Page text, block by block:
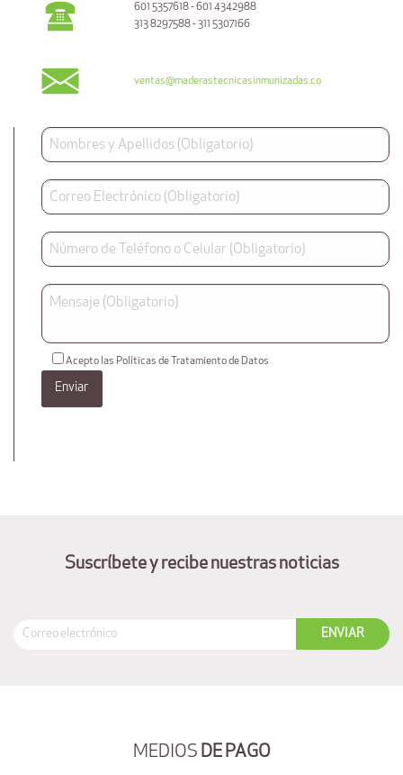
601 5357618 - 601 4342988
313 8297588 - 311 5307166
ventas@maderastecnicasinmunizadas.co
Acepto las Políticas de Tratamiento de Datos
Suscríbete y recibe nuestras noticias
MEDIOS DE PAGO